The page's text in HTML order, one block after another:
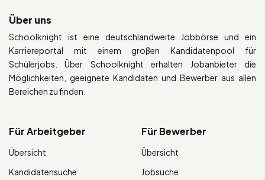
Über uns
Schoolknight ist eine deutschlandweite Jobbörse und ein
Karriereportal mit einem großen Kandidatenpool für
Schülerjobs. Über Schoolknight erhalten Jobanbieter die
Möglichkeiten, geeignete Kandidaten und Bewerber aus allen
Bereichen zu finden.
Für Arbeitgeber
Übersicht
Kandidatensuche
Für Bewerber
Übersicht
Jobsuche